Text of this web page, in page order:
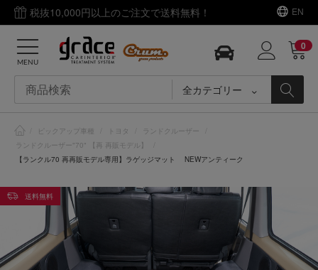
税抜10,000円以上のご注文で送料無料！ EN
全カテゴリー
0
MENU
ピックアップ車種 トヨタ ランドクルーザー
ランドクルーザー"70" 【再 再販モデル】
【ランクル70 再再販モデル専用】ラゲッジマット NEWアンティーク
送料無料